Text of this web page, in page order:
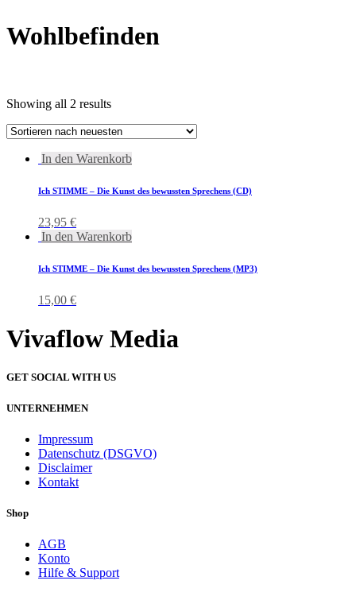
Wohlbefinden
Showing all 2 results
In den Warenkorb
Ich STIMME – Die Kunst des bewussten Sprechens (CD)
23,95 €
In den Warenkorb
Ich STIMME – Die Kunst des bewussten Sprechens (MP3)
15,00 €
Vivaflow Media
GET SOCIAL WITH US
UNTERNEHMEN
Impressum
Datenschutz (DSGVO)
Disclaimer
Kontakt
Shop
AGB
Konto
Hilfe & Support